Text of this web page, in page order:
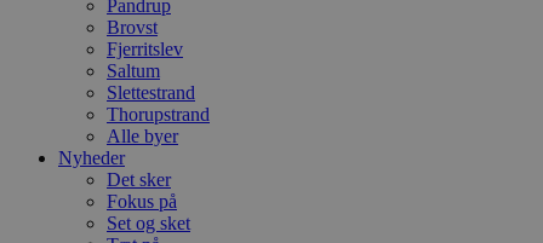
Pandrup
Brovst
Fjerritslev
Saltum
Slettestrand
Thorupstrand
Alle byer
Nyheder
Det sker
Fokus på
Set og sket